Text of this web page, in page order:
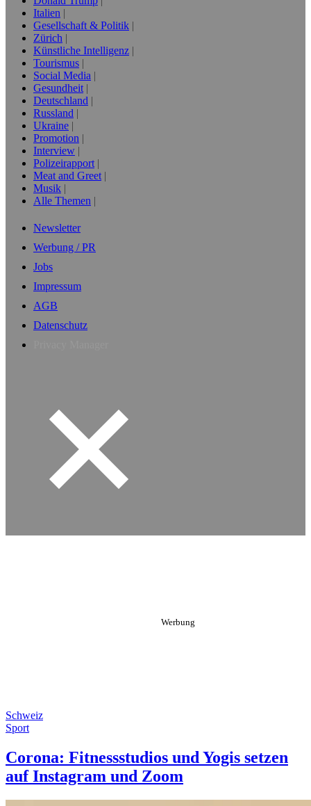
Italien
Gesellschaft & Politik
Zürich
Künstliche Intelligenz
Tourismus
Social Media
Gesundheit
Deutschland
Russland
Ukraine
Promotion
Interview
Polizeirapport
Meat and Greet
Musik
Alle Themen
Newsletter
Werbung / PR
Jobs
Impressum
AGB
Datenschutz
Schweiz
Sport
Corona: Fitnessstudios und Yogis setzen
auf Instagram und Zoom